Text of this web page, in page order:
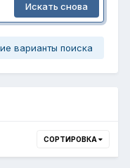
Искать снова
варианты поиска
СОРТИРОВКА